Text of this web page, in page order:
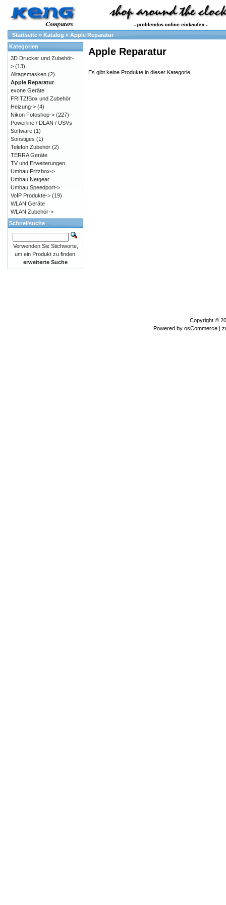
Startseite » Katalog » Apple Reparatur
Apple Reparatur
Es gibt keine Produkte in dieser Kategorie.
Kategorien
3D Drucker und Zubehör-
> (13)
Alltagsmasken (2)
Apple Reparatur
exone Geräte
FRITZ!Box und Zubehör
Heizung-> (4)
Nikon Fotoshop-> (227)
Powerline / DLAN / USVs
Software (1)
Sonstiges (1)
Telefon Zubehör (2)
TERRA Geräte
TV und Erweiterungen
Umbau Fritzbox->
Umbau Netgear
Umbau Speedport->
VoIP Produkte-> (19)
WLAN Geräte
WLAN Zubehör->
Schnellsuche
Verwenden Sie Stichworte,
um ein Produkt zu finden.
erweiterte Suche
Copyright ©
Powered by osCommerce |